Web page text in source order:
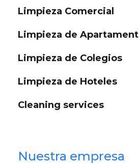
Limpieza Comercial
Limpieza de
Limpieza de Colegios
Limpieza de Hoteles
Cleaning services
Nuestra empresa